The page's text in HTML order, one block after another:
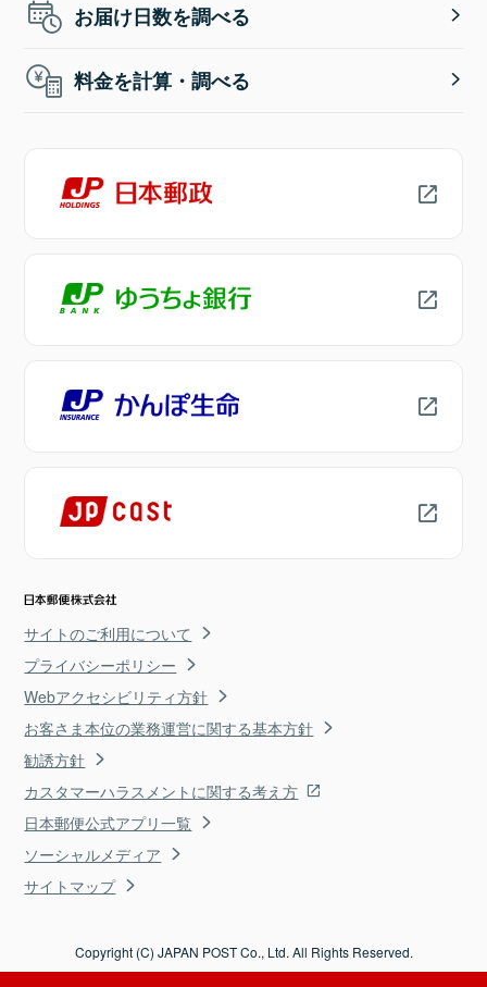
お届け日数を調べる
料金を計算・調べる
サイトのご利用について
プライバシーポリシー
Webアクセシビリティ方針
お客さま本位の業務運営に関する基本方針
勧誘方針
カスタマーハラスメントに関する考え方
日本郵便公式アプリ一覧
ソーシャルメディア
サイトマップ
Copyright (C) JAPAN POST Co., Ltd. All Rights Reserved.